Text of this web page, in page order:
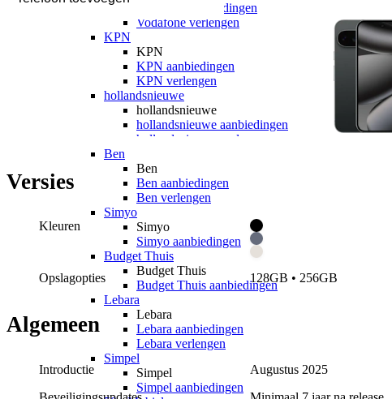
Vodafone aanbiedingen
Vodafone verlengen
KPN
KPN
KPN aanbiedingen
KPN verlengen
hollandsnieuwe
hollandsnieuwe
hollandsnieuwe aanbiedingen
hollandsnieuwe verlengen
Ben
Ben
Ben aanbiedingen
Ben verlengen
Simyo
Simyo
Simyo aanbiedingen
Budget Thuis
Budget Thuis
Budget Thuis aanbiedingen
Lebara
Lebara
Lebara aanbiedingen
Lebara verlengen
Simpel
Simpel
Simpel aanbiedingen
Versies
Kleuren
Opslagopties 128GB • 256GB
Algemeen
Introductie Augustus 2025